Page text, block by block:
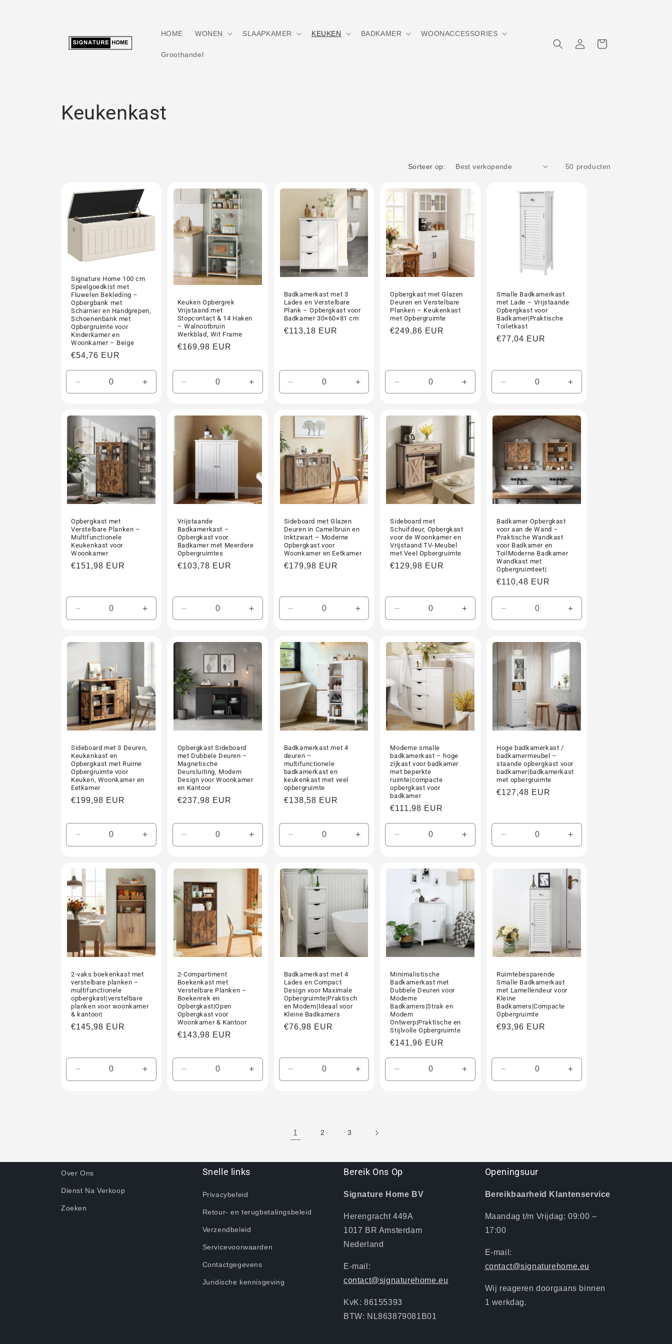
HOME WONEN SLAAPKAMER KEUKEN BADKAMER WOONACCESSORIES
Groothandel
InloggenWinkelwagen
C
e
e
Keukenkast
Sorteer op: 50 producten
Signature Home 100 cm
Speelgoedkist met
Fluwelen Bekleding –
Opbergbank met
Scharnier en Handgrepen,
Schoenenbank met
Opbergruimte voor
Kinderkamer en
Woonkamer – Beige
Normale
€54,76 EUR
verlagen
Default
Title
Aantal
verhogen
Default
Title
Keuken Opbergrek
Vrijstaand met
Stopcontact & 14 Haken
– Walnootbruin
Werkblad, Wit Frame
Normale
€169,98 EUR
verlagen
Default
Aantal
verhogen
Default
Badkamerkast met 3
Lades en Verstelbare
Plank – Opbergkast voor
Badkamer 30×60×81 cm
Normale
€113,18 EUR
verlagen
Default
Title
Aantal
verhogen
Default
Title
Opbergkast met Glazen
Deuren en Verstelbare
Planken – Keukenkast
met Opbergruimte
Normale
€249,86 EUR
verlagen
Default
Title
Aantal
verhogen
Default
Title
Smalle Badkamerkast
met Lade – Vrijstaande
Opbergkast voor
Badkamer|Praktische
Toiletkast
Normale
€77,04 EUR
verlagen
Default
Title
Aantal
verhogen
Default
Title
Opbergkast met
Verstelbare Planken –
Multifunctionele
Keukenkast voor
Woonkamer
Normale
€151,98 EUR
verlagen
Default
Aantal
verhogen
Default
Vrijstaande
Badkamerkast –
Opbergkast voor
Badkamer met Meerdere
Opbergruimtes
Normale
€103,78 EUR
verlagen
Default
Aantal
verhogen
Default
Sideboard met Glazen
Deuren in Camelbruin en
Inktzwart – Moderne
Opbergkast voor
Woonkamer en Eetkamer
Normale
€179,98 EUR
verlagen
Default
Title
Aantal
verhogen
Default
Title
Sideboard met
Schuifdeur, Opbergkast
voor de Woonkamer en
Vrijstaand TV-Meubel
met Veel Opbergruimte
Normale
€129,98 EUR
verlagen
Default
Title
Aantal
verhogen
Default
Title
Badkamer Opbergkast
voor aan de Wand –
Praktische Wandkast
voor Badkamer en
ToilModerne Badkamer
Wandkast met
Opbergruimteet|
Normale
€110,48 EUR
verlagen
Default
Title
Aantal
verhogen
Default
Title
Sideboard met 3 Deuren,
Keukenkast en
Opbergkast met Ruime
Opbergruimte voor
Keuken, Woonkamer en
Eetkamer
Normale
€199,98 EUR
verlagen
Default
Title
Aantal
verhogen
Default
Opbergkast Sideboard
met Dubbele Deuren –
Magnetische
Deursluiting, Modern
Design voor Woonkamer
en Kantoor
Normale
€237,98 EUR
verlagen
Default
Title
Aantal
verhogen
Default
Title
Badkamerkast met 4
deuren –
multifunctionele
badkamerkast en
keukenkast met veel
opbergruimte
Normale
€138,58 EUR
verlagen
Default
Aantal
verhogen
Default
Title
Moderne smalle
badkamerkast – hoge
zijkast voor badkamer
met beperkte
ruimte|compacte
opbergkast voor
badkamer
Normale
€111,98 EUR
verlagen
Default
Title
Aantal
verhogen
Default
Title
Hoge badkamerkast /
badkamermeubel –
staande opbergkast voor
badkamer|badkamerkast
met opbergruimte
Normale
€127,48 EUR
verlagen
Aantal
verhogen
Default
Title
2-vaks boekenkast met
verstelbare planken –
multifunctionele
opbergkast|verstelbare
planken voor woonkamer
& kantoor|
Normale
€145,98 EUR
verlagen
Aantal
verhogen
2-Compartiment
Boekenkast met
Verstelbare Planken –
Boekenrek en
Opbergkast|Open
Opbergkast voor
Woonkamer & Kantoor
Normale
€143,98 EUR
verlagen
Aantal
verhogen
Badkamerkast met 4
Lades en Compact
Design voor Maximale
Opbergruimte|Praktisch
en Modern|Ideaal voor
Kleine Badkamers
Normale
€76,98 EUR
verlagen
Aantal
verhogen
Minimalistische
Badkamerkast met
Dubbele Deuren voor
Moderne
Badkamers|Strak en
Modern
Ontwerp|Praktische en
Stijlvolle Opbergruimte
Normale
€141,96 EUR
verlagen
Aantal
verhogen
Ruimtebesparende
Smalle Badkamerkast
met Lamellendeur voor
Kleine
Badkamers|Compacte
Opbergruimte
Normale
€93,96 EUR
verlagen
Aantal
verhogen
1 2 3
Over Ons
Dienst Na Verkoop
Zoeken
Snelle links
Privacybeleid
Retour- en terugbetalingsbeleid
Verzendbeleid
Servicevoorwaarden
Contactgegevens
Juridische kennisgeving
Bereik Ons ​​Op
Signature Home BV
Herengracht 449A
1017 BR Amsterdam
Nederland
E-mail:
contact@signaturehome.eu
KvK: 86155393
BTW: NL863879081B01
Openingsuur
Bereikbaarheid Klantenservice
Maandag t/m Vrijdag: 09:00 –
17:00
E-mail:
contact@signaturehome.eu
Wij reageren doorgaans binnen
1 werkdag.